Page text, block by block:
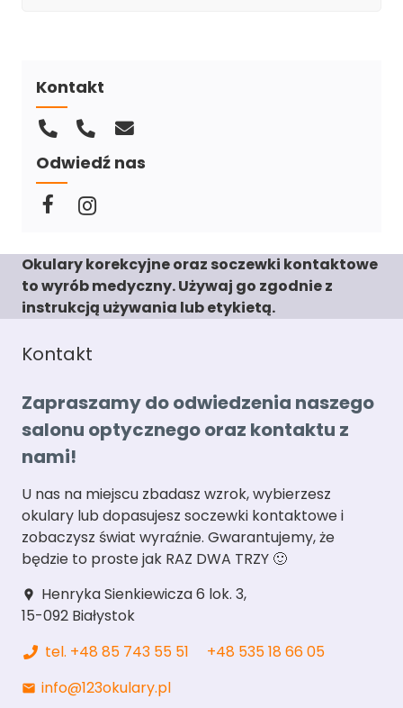
Kontakt
Odwiedź nas
Okulary korekcyjne oraz soczewki kontaktowe
to wyrób medyczny. Używaj go zgodnie z
instrukcją używania lub etykietą.
Kontakt
Zapraszamy do odwiedzenia naszego
salonu optycznego oraz kontaktu z
nami!
U nas na miejscu zbadasz wzrok, wybierzesz
okulary lub dopasujesz soczewki kontaktowe i
zobaczysz świat wyraźnie. Gwarantujemy, że
będzie to proste jak RAZ DWA TRZY 🙂
location_pin
Henryka Sienkiewicza 6 lok. 3,
15-092 Białystok
tel. +48 85 743 55 51
+48 535 18 66 05
mail info@123okulary.pl